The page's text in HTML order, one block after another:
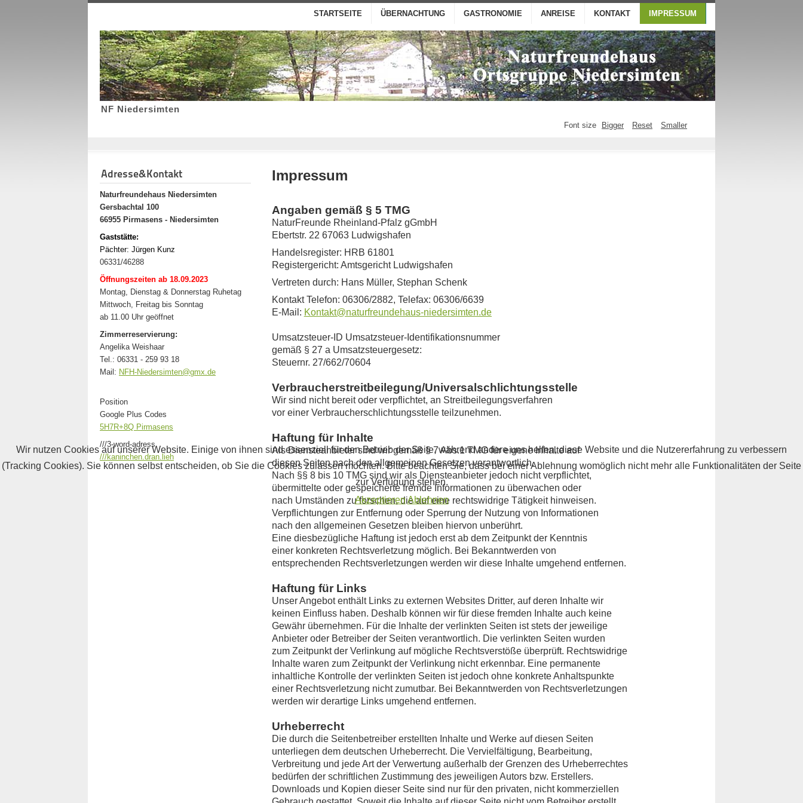
NF Niedersimten
Font size Bigger Reset Smaller
STARTSEITE ÜBERNACHTUNG GASTRONOMIE ANREISE KONTAKT IMPRESSUM
Adresse&Kontakt
Naturfreundehaus Niedersimten
Gersbachtal 100
66955 Pirmasens - Niedersimten
Gaststätte:
Pächter: Jürgen Kunz
06331/46288
Öffnungszeiten ab 18.09.2023
Montag, Dienstag & Donnerstag Ruhetag
Mittwoch, Freitag bis Sonntag
ab 11.00 Uhr geöffnet
Zimmerreservierung:
Angelika Weishaar
Tel.: 06331 - 259 93 18
Mail: NFH-Niedersimten@gmx.de
Position
Google Plus Codes
5H7R+8Q Pirmasens
///3-word-adress
///kaninchen.dran.lieh
Impressum
Angaben gemäß § 5 TMG
NaturFreunde Rheinland-Pfalz gGmbH
Ebertstr. 22 67063 Ludwigshafen
Handelsregister: HRB 61801
Registergericht: Amtsgericht Ludwigshafen
Vertreten durch: Hans Müller, Stephan Schenk
Kontakt Telefon: 06306/2882, Telefax: 06306/6639
E-Mail: Kontakt@naturfreundehaus-niedersimten.de
Umsatzsteuer-ID Umsatzsteuer-Identifikationsnummer
gemäß § 27 a Umsatzsteuergesetz:
Steuernr. 27/662/70604
Verbraucherstreitbeilegung/Universalschlichtungsstelle
Wir sind nicht bereit oder verpflichtet, an Streitbeilegungsverfahren
vor einer Verbraucherschlichtungsstelle teilzunehmen.
Haftung für Inhalte
Als Diensteanbieter sind wir gemäß § 7 Abs.1 TMG für eigene Inhalte auf
diesen Seiten nach den allgemeinen Gesetzen verantwortlich.
Nach §§ 8 bis 10 TMG sind wir als Diensteanbieter jedoch nicht verpflichtet,
übermittelte oder gespeicherte fremde Informationen zu überwachen oder
nach Umständen zu forschen, die auf eine rechtswidrige Tätigkeit hinweisen.
Verpflichtungen zur Entfernung oder Sperrung der Nutzung von Informationen
nach den allgemeinen Gesetzen bleiben hiervon unberührt.
Eine diesbezügliche Haftung ist jedoch erst ab dem Zeitpunkt der Kenntnis
einer konkreten Rechtsverletzung möglich. Bei Bekanntwerden von
entsprechenden Rechtsverletzungen werden wir diese Inhalte umgehend entfernen.
Haftung für Links
Unser Angebot enthält Links zu externen Websites Dritter, auf deren Inhalte wir
keinen Einfluss haben. Deshalb können wir für diese fremden Inhalte auch keine
Gewähr übernehmen. Für die Inhalte der verlinkten Seiten ist stets der jeweilige
Anbieter oder Betreiber der Seiten verantwortlich. Die verlinkten Seiten wurden
zum Zeitpunkt der Verlinkung auf mögliche Rechtsverstöße überprüft. Rechtswidrige
Inhalte waren zum Zeitpunkt der Verlinkung nicht erkennbar. Eine permanente
inhaltliche Kontrolle der verlinkten Seiten ist jedoch ohne konkrete Anhaltspunkte
einer Rechtsverletzung nicht zumutbar. Bei Bekanntwerden von Rechtsverletzungen
werden wir derartige Links umgehend entfernen.
Urheberrecht
Die durch die Seitenbetreiber erstellten Inhalte und Werke auf diesen Seiten
unterliegen dem deutschen Urheberrecht. Die Vervielfältigung, Bearbeitung,
Verbreitung und jede Art der Verwertung außerhalb der Grenzen des Urheberrechtes
bedürfen der schriftlichen Zustimmung des jeweiligen Autors bzw. Erstellers.
Downloads und Kopien dieser Seite sind nur für den privaten, nicht kommerziellen
Wir nutzen Cookies auf unserer Website. Einige von ihnen sind essenziell für den Betrieb der Seite, während andere uns helfen, diese Website und die Nutzererfahrung zu verbessern
(Tracking Cookies). Sie können selbst entscheiden, ob Sie die Cookies zulassen möchten. Bitte beachten Sie, dass bei einer Ablehnung womöglich nicht mehr alle Funktionalitäten der Seite
zur Verfügung stehen.
Akzeptieren Ablehnen